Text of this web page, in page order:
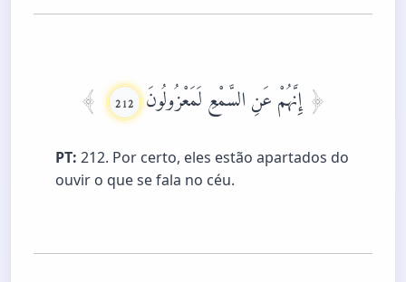
إِنَّهُمْ عَنِ السَّمْعِ لَمَعْزُولُونَ 212
PT: 212. Por certo, eles estão apartados do
ouvir o que se fala no céu.